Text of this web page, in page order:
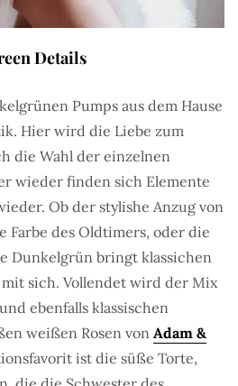
Details
Pumps aus dem Hause
Hier wird die Liebe zum
die Wahl der einzelnen
wieder finden sich Elemente
Ob der stylishe Anzug von
Farbe des Oldtimers, oder die
Dunkelgrün bringt klassichen
sich. Vollendet wird der Mix
ebenfalls klassischen
weißen Rosen von Adam &
ist die süße Torte,